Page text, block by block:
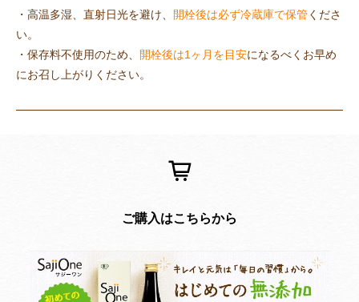
・高温多湿、直射日光を避け、 開栓後は必ず冷蔵庫で保管 くださ
い。
・保存料不使用のため、 開栓後は1ヶ月を目安になるべくお早め
にお召し上がりください。
ご購入はこちらから